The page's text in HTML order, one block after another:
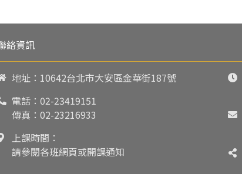
絡資訊
地址：10642台北市大安區金華街187號
電話： 02-23419151
傳真：02-23216933
上課時間：
請參閱各班網頁或開課通知